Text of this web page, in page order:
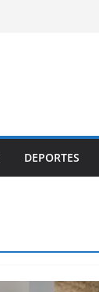
DEPORTES